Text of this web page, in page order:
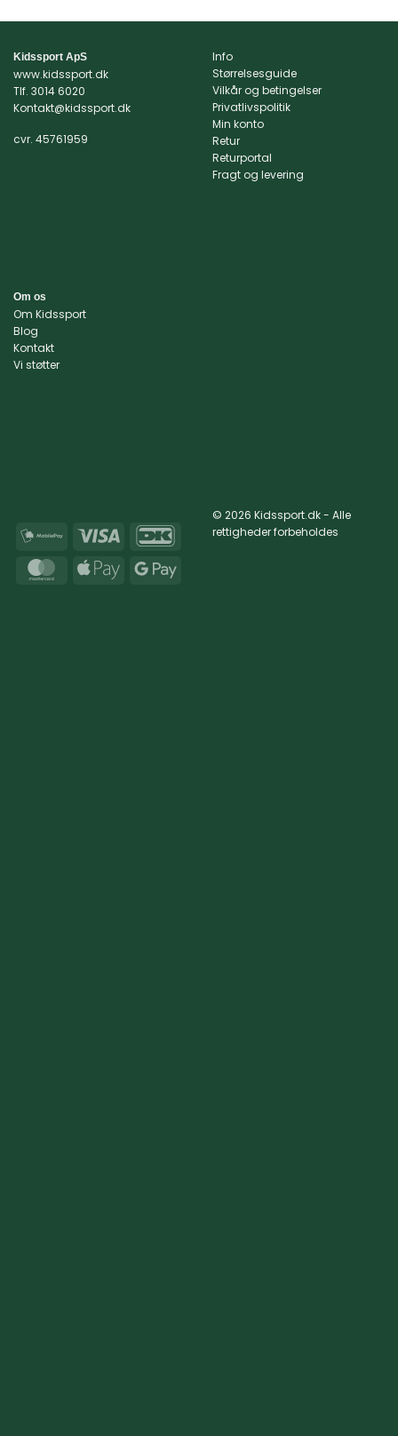
varianter.
kan
Kidssport ApS
www.kidssport.dk
Tlf. 3014 6020
Kontakt@kidssport.dk
cvr. 45761959
Info
Størrelsesguide
Vilkår og betingelser
Privatlivspolitik
Min konto
Retur
Returportal
Fragt og levering
Om os
Om Kidssport
Blog
Kontakt
Vi støtter
MobilePay Visa DanKort
MasterCardApple
Google
© 2026 Kidssport.dk - Alle
rettigheder forbeholdes